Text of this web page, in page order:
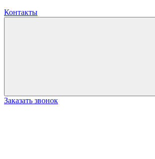
Контакты
Заказать звонок